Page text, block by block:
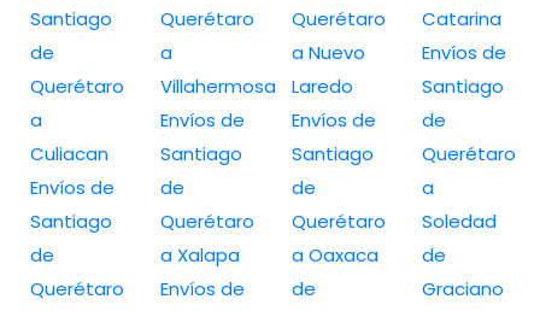
Santiago
de
Querétaro
a
Culiacan
Envíos de
Santiago
de
Querétaro
Querétaro
a
Villahermosa
Envíos de
Santiago
de
Querétaro
a Xalapa
Envíos de
Querétaro
a Nuevo
Laredo
Envíos de
Santiago
de
Querétaro
a Oaxaca
de
Catarina
Envíos de
Santiago
de
Querétaro
a
Soledad
de
Graciano